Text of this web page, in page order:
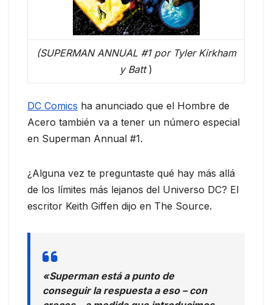
(SUPERMAN ANNUAL #1 por Tyler Kirkham
y Batt)
DC Comics ha anunciado que el Hombre de
Acero también va a tener un número especial
en Superman Annual #1.
¿Alguna vez te preguntaste qué hay más allá
de los límites más lejanos del Universo DC? El
escritor Keith Giffen dijo en The Source.
«Superman está a punto de
conseguir la respuesta a eso – con